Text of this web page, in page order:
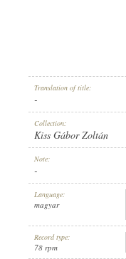
ARTIST: MAGYAR
NO. 960.
Translation of title:
-
Collection:
Kiss Gábor Zoltán
Note:
-
Language:
magyar
Record type:
78 rpm